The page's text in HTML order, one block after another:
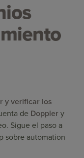
y verificar los
de Doppler y
Sigue el paso a
sobre automation